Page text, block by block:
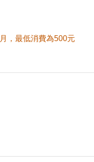
，最低消費為500元